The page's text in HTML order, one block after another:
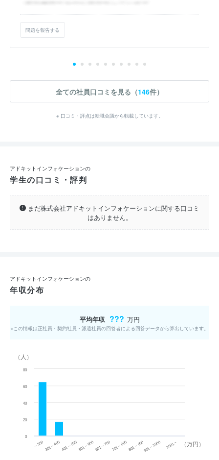
問題を報告する
全ての社員口コミを見る（146件）
※ 口コミ・評点は転職会議から転載しています。
アドキットインフォケーションの
学生の口コミ・評判
まだ株式会社アドキットインフォケーションに関する口コミ
はありません。
アドキットインフォケーションの
年収分布
平均年収 ??? 万円
※この情報は正社員・契約社員・派遣社員の回答者による回答データから算出しています。
（万円）
（人）
~ 300 301 ~ 400 401 ~ 500501 ~ 600601 ~ 700701 ~ 800801 ~ 900901 ~ 1000 1001 ~
0
20
40
60
80